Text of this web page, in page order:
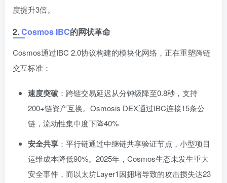
度提升3倍。
2.Cosmos IBC的网状革命
Cosmos通过IBC 2.0协议构建的模块化网络，正在重塑跨链
交互标准：
速度突破 ：跨链交易延迟从分钟级降至0.8秒，支持
200+链资产互换。Osmosis DEX通过IBC连接15条公
链，流动性集中度下降40%
安全共享 ：平行链通过中继链共享验证节点，小型项目
运维成本降低90%。2025年，Cosmos生态未发生重大
安全事件，而以太坊Layer1因拥堵导致的攻击损失达23